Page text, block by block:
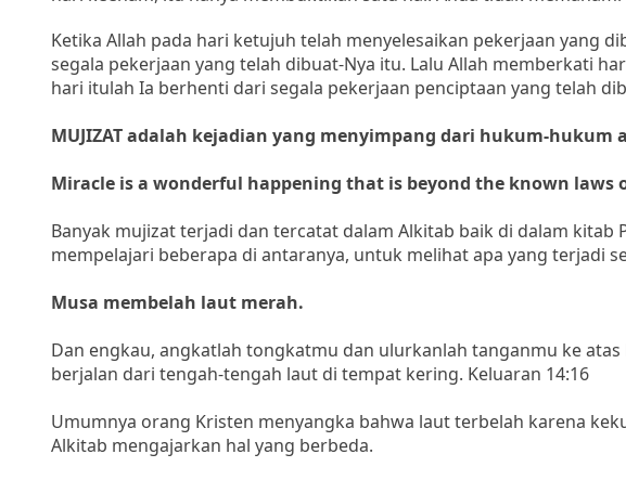
Ketika Allah pada hari ketujuh telah menyelesaikan pekerjaan yang
segala pekerjaan yang telah dibuat-Nya itu. Lalu Allah memberkati
hari itulah Ia berhenti dari segala pekerjaan penciptaan yang telah
MUJIZAT adalah kejadian yang menyimpang dari hukum-
Miracle is a wonderful happening that is beyond the known laws
Banyak mujizat terjadi dan tercatat dalam Alkitab baik di dalam kitab
mempelajari beberapa di antaranya, untuk melihat apa yang terjadi
Musa membelah laut merah.
Dan engkau, angkatlah tongkatmu dan ulurkanlah tanganmu ke
berjalan dari tengah-tengah laut di tempat kering. Keluaran 14:16
Umumnya orang Kristen menyangka bahwa laut terbelah karena
Alkitab mengajarkan hal yang berbeda.